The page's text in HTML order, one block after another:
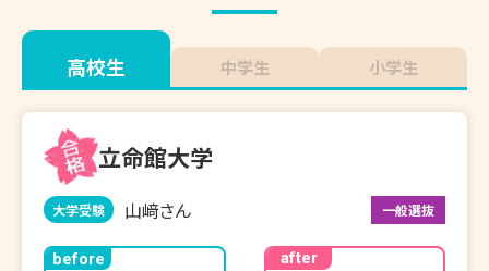
高校生 中学生 小学生
立命館大学
大学受験 山﨑さん 一般選抜
before after